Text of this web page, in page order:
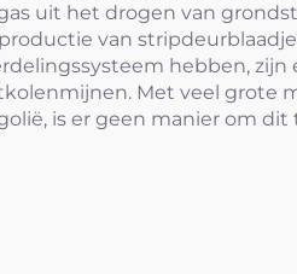
uit het drogen van
van
hebben,
Met veel grote
is er geen manier om